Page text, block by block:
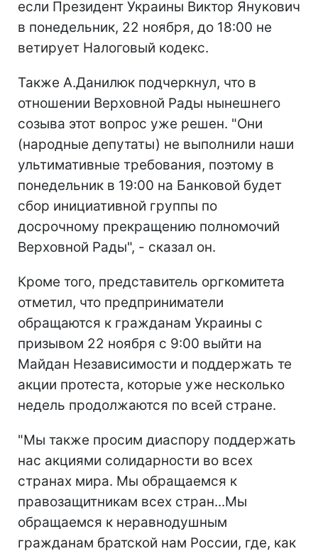
если Президент Украины Виктор Янукович
в понедельник, 22 ноября, до 18:00 не
ветирует Налоговый кодекс.
Также А.Данилюк подчеркнул, что в
отношении Верховной Рады нынешнего
созыва этот вопрос уже решен. "Они
(народные депутаты) не выполнили наши
ультимативные требования, поэтому в
понедельник в 19:00 на Банковой будет
сбор инициативной группы по
досрочному прекращению полномочий
Верховной Рады", - сказал он.
Кроме того, представитель оргкомитета
отметил, что предприниматели
обращаются к гражданам Украины с
призывом 22 ноября с 9:00 выйти на
Майдан Независимости и поддержать те
акции протеста, которые уже несколько
недель продолжаются по всей стране.
"Мы также просим диаспору поддержать
нас акциями солидарности во всех
странах мира. Мы обращаемся к
правозащитникам всех стран...Мы
обращаемся к неравнодушным
гражданам братской нам России, где, как